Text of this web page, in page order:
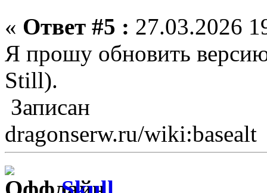
« Ответ #5 : 27.03.2026
Я прошу обновить
Still).
Записан
dragonserw.ru/wiki:basealt